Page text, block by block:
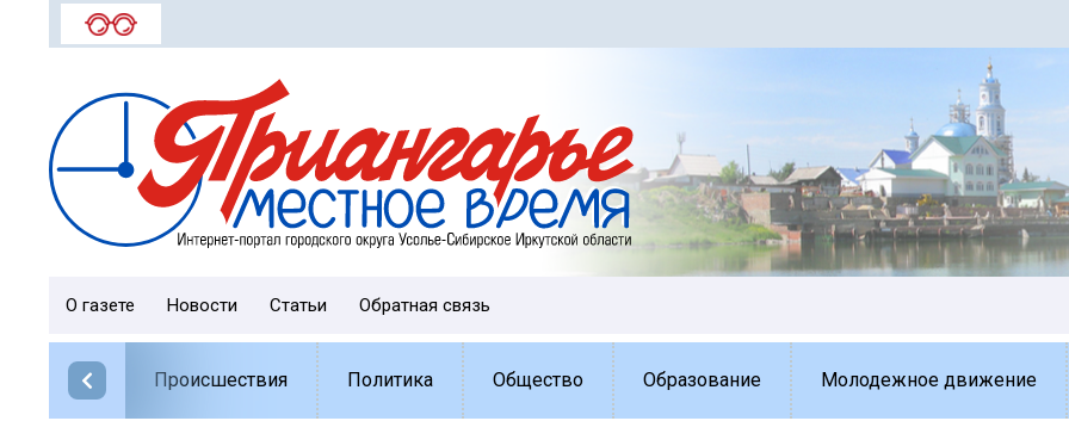
О газете Новости Статьи Обратная связь
Происшествия Политика Общество Образование Молодежное движение